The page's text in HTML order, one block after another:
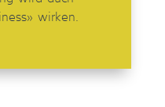
wirken.